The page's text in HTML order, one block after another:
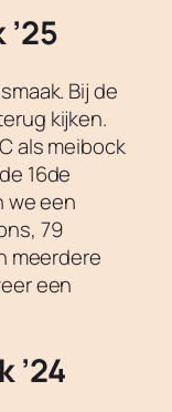
Bij de
kijken.
als meibock
16de
we een
79
meerdere
een
’24